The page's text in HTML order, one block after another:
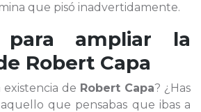
que pisó inadvertidamente.
para ampliar la
Robert Capa
existencia de Robert Capa? ¿Has
que pensabas que ibas a